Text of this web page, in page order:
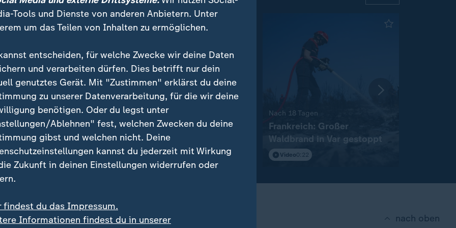
Militärmanöver:
probt Angriff durch
0:23
Ferienende in drei Bundesländern
ADAC rechnet mit vollen
Autobahnen
Video0:16
Nach 18 Tagen
Frankreich: Großer
Waldbrand in Var gestoppt
Video0:22
nach oben
Tools und Dienste von anderen Anbietern. Unter
um das Teilen von Inhalten zu ermöglichen.
entscheiden, für welche Zwecke wir deine Daten
und verarbeiten dürfen. Dies betrifft nur dein
genutztes Gerät. Mit "Zustimmen" erklärst du deine
zu unserer Datenverarbeitung, für die wir deine
benötigen. Oder du legst unter
Ablehnen" fest, welchen Zwecken du deine
gibst und welchen nicht. Deine
kannst du jederzeit mit Wirkung
Zukunft in deinen Einstellungen widerrufen oder
findest du das Impressum.
Informationen findest du in unserer